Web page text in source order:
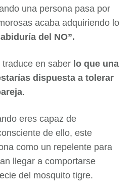
una persona pasa por
acaba adquiriendo lo
del NO”.
en saber lo que una
dispuesta a tolerar
.
eres capaz de
de ello, este
como un repelente para
llegar a comportarse
del mosquito tigre.